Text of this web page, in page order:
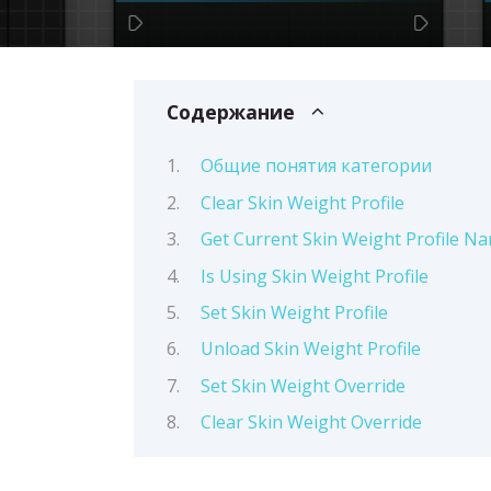
Содержание
Общие понятия категории
Clear Skin Weight Profile
Get Current Skin Weight Profile
Is Using Skin Weight Profile
Set Skin Weight Profile
Unload Skin Weight Profile
Set Skin Weight Override
Clear Skin Weight Override